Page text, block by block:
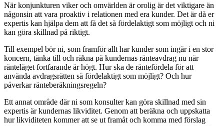
När konjunkturen viker och omvärlden är orolig är det viktigare än
någonsin att vara proaktiv i relationen med era kunder. Det är då er
expertis kan hjälpa dem att få det så fördelaktigt som möjligt och ni
kan göra skillnad på riktigt.
Till exempel bör ni, som framför allt har kunder som ingår i en stor
koncern, tänka till och räkna på kundernas ränteavdrag nu när
ränteläget fortfarande är högt. Hur ska de räntefördela för att
använda avdragsrätten så fördelaktigt som möjligt? Och hur
påverkar ränteberäkningsregeln?
Ett annat område där ni som konsulter kan göra skillnad med sin
expertis är kundernas likviditet. Genom att beräkna och uppskatta
hur likviditeten kommer att se ut framåt och komma med förslag